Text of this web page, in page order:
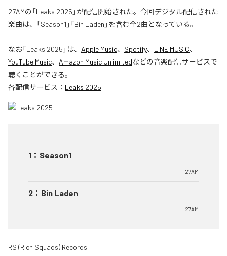
27AMの「Leaks 2025」が配信開始された。今回デジタル配信された
楽曲は、「Season1」「Bin Laden」を含む全2曲となっている。
なお「Leaks 2025 」は、 Apple Music、 Spotify、 LINE MUSIC、
YouTube Music、 Amazon Music Unlimitedなどの音楽配信サービスで
聴くことができる。
各配信サービス： Leaks 2025
1 ： Season1
27AM
2 ： Bin Laden
27AM
RS (Rich Squads) Records